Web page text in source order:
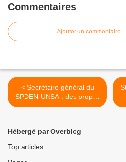
Commentaires
Ajouter un commentaire
< Secrétaire général du
SPDEN-UNSA : des propos
irresponsables !
Hébergé par Overblog
Top articles